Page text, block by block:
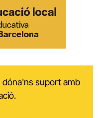
dóna'ns suport amb